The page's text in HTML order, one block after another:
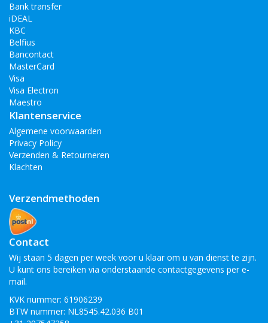
Bank transfer
iDEAL
KBC
Belfius
Bancontact
MasterCard
Visa
Visa Electron
Maestro
Klantenservice
Algemene voorwaarden
Privacy Policy
Verzenden & Retourneren
Klachten
Verzendmethoden
Contact
Wij staan 5 dagen per week voor u klaar om u van dienst te zijn.
U kunt ons bereiken via onderstaande contactgegevens per e-
mail.
KVK nummer: 61906239
BTW nummer: NL8545.42.036 B01